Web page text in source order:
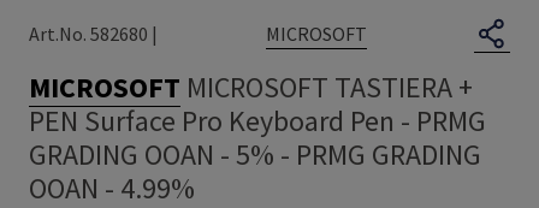
Art.No. 582680 |
MICROSOFT
MICROSOFT MICROSOFT TASTIERA +
PEN Surface Pro Keyboard Pen - PRMG
GRADING OOAN - 5% - PRMG GRADING
OOAN - 4.99%